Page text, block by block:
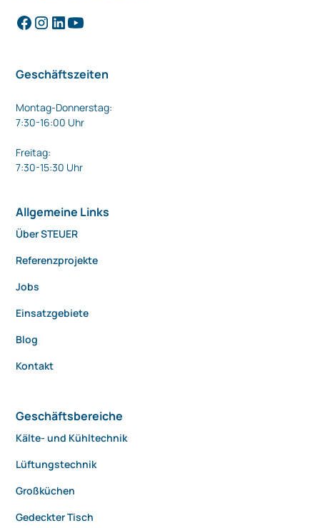
Geschäftszeiten
Montag-Donnerstag:
7:30-16:00 Uhr
Freitag:
7:30-15:30 Uhr
Allgemeine Links
Über STEUER
Referenzprojekte
Jobs
Einsatzgebiete
Blog
Kontakt
Geschäftsbereiche
Kälte- und Kühltechnik
Lüftungstechnik
Großküchen
Gedeckter Tisch